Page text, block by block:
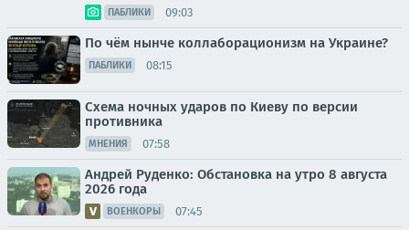
ПАБЛИКИ 09:03
По чём нынче коллаборационизм на Украине?
ПАБЛИКИ 08:15
Схема ночных ударов по Киеву по версии
противника
МНЕНИЯ 07:58
Андрей Руденко: Обстановка на утро 8 августа
2026 года
ВОЕНКОРЫ 07:45